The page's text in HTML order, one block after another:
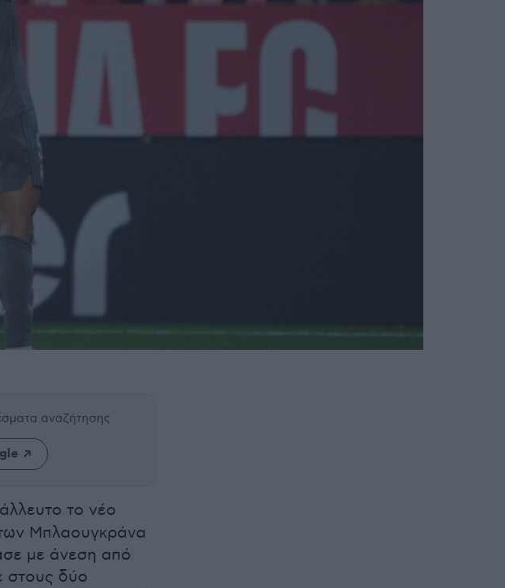
αναζήτησης
το νέο
Μπλαουγκράνα
με άνεση από
στους δύο